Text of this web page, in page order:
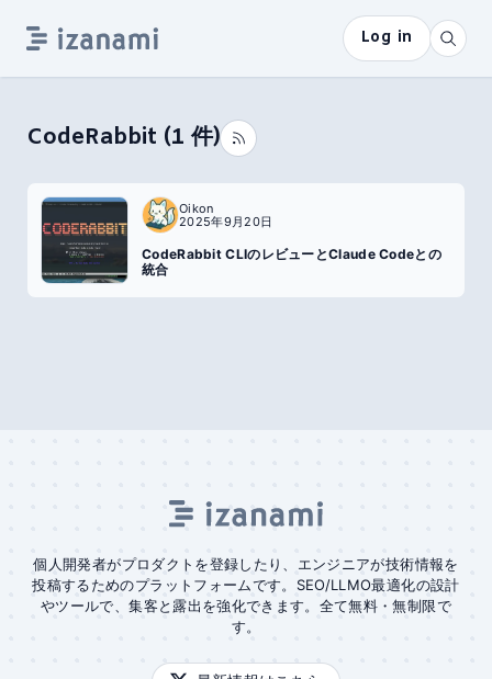
Log in
CodeRabbit (1 件)
Oikon
2025年9月20日
CodeRabbit CLIのレビューとClaude Codeとの
統合
個人開発者がプロダクトを登録したり、エンジニアが技術情報を
投稿するためのプラットフォームです。SEO/LLMO最適化の設計
やツールで、集客と露出を強化できます。全て無料・無制限で
す。